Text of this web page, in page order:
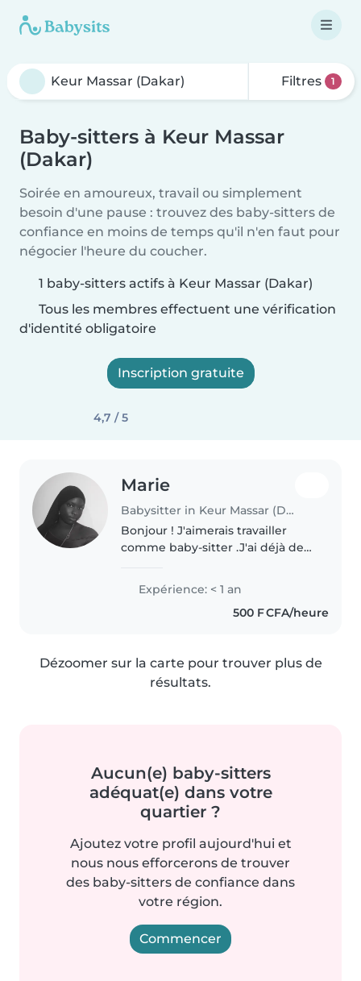
Filtres 1
Baby-sitters à Keur Massar
(Dakar)
Soirée en amoureux, travail ou simplement
besoin d'une pause : trouvez des baby-sitters de
confiance en moins de temps qu'il n'en faut pour
négocier l'heure du coucher.
1 baby-sitters actifs à Keur Massar (Dakar)
Tous les membres effectuent une vérification
d'identité obligatoire
Inscription gratuite
4,7 / 5
Marie
Babysitter in Keur Massar (Dakar)
Bonjour ! J'aimerais travailler
comme baby-sitter .J'ai déjà de
cousins et des enfants Je suis
créative, drôle et énergique, et
en plus du babysitting,..
Expérience: < 1 an
500 F CFA/heure
Dézoomer sur la carte pour trouver plus de
résultats.
Aucun(e) baby-sitters
adéquat(e) dans votre
quartier ?
Ajoutez votre profil aujourd'hui et
nous nous efforcerons de trouver
des baby-sitters de confiance dans
votre région.
Commencer